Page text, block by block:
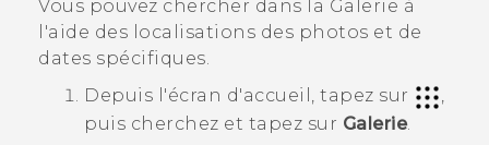
Achat & Règlement Questions
Vous pouvez chercher dans la Galerie à
l'aide des localisations des photos et de
dates spécifiques.
Depuis l'écran d'accueil , tapez sur
,
puis cherchez et tapez sur Galerie.